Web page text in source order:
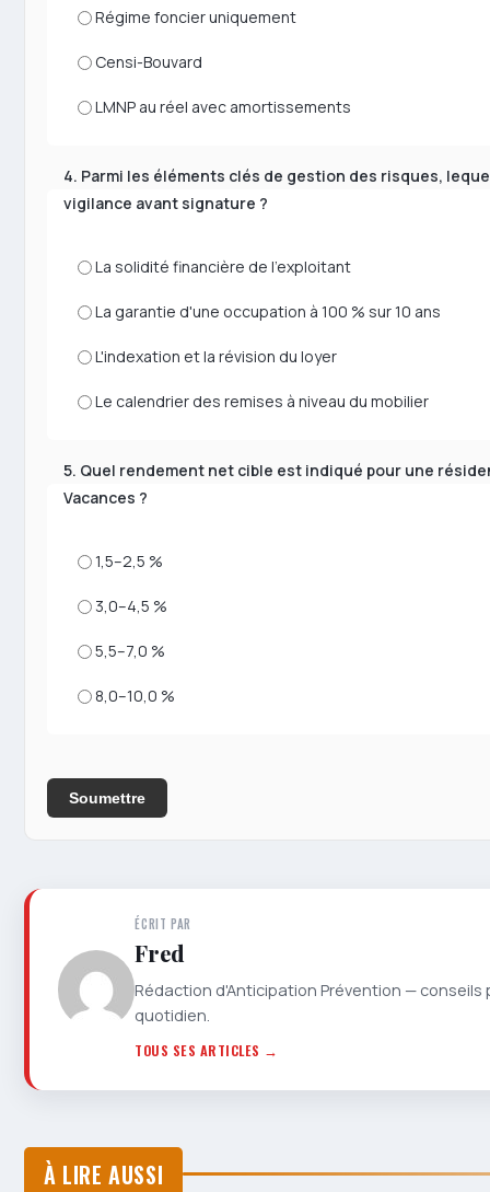
Régime foncier uniquement
Censi-Bouvard
LMNP au réel avec amortissements
4. Parmi les éléments clés de gestion des risques,
vigilance avant signature ?
La solidité financière de l'exploitant
La garantie d'une occupation à 100 % sur 10 ans
L'indexation et la révision du loyer
Le calendrier des remises à niveau du mobilier
5. Quel rendement net cible est indiqué pour une
Vacances ?
1,5–2,5 %
3,0–4,5 %
5,5–7,0 %
8,0–10,0 %
Soumettre
ÉCRIT PAR
Fred
Rédaction d'Anticipation Prévention —
quotidien.
TOUS SES ARTICLES →
À LIRE AUSSI